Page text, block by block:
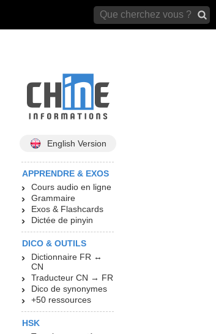
English Version
APPRENDRE & EXOS
Cours audio en ligne
Grammaire
Exos & Flashcards
Dictée de pinyin
DICO & OUTILS
Dictionnaire FR ↔
CN
Traducteur CN → FR
Dico de synonymes
+50 ressources
HSK